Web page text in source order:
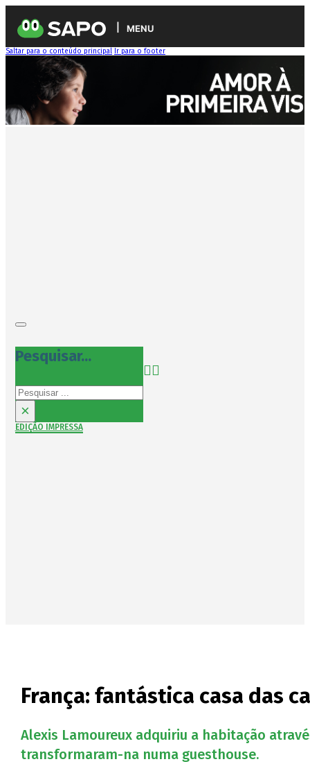
MENU
Saltar para o conteúdo principal Ir para o footer
Pesquisar...
Pesquisar
×
EDIÇÃO IMPRESSA
França: fantástica casa das
Alexis Lamoureux adquiriu a habitação
transformaram-na numa guesthouse.